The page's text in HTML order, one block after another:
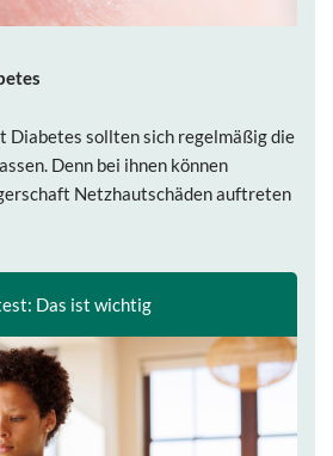
sollten sich regelmäßig die
Denn bei ihnen können
Netzhautschäden auftreten
Das ist wichtig